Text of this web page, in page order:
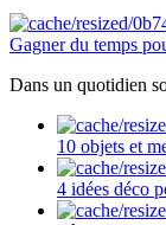
Gagner du temps
Dans un quotidien
10 objets et
4 idées déco